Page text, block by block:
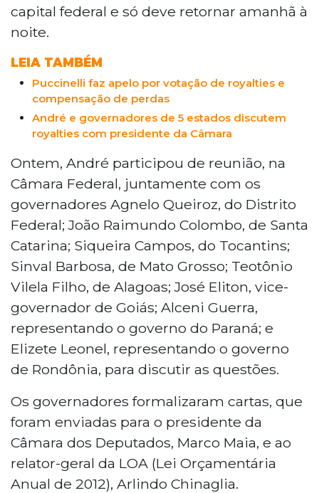
capital federal e só deve retornar amanhã à
noite.
LEIA TAMBÉM
Puccinelli faz apelo por votação de royalties e
compensação de perdas
André e governadores de 5 estados discutem
royalties com presidente da Câmara
Ontem, André participou de reunião, na
Câmara Federal, juntamente com os
governadores Agnelo Queiroz, do Distrito
Federal; João Raimundo Colombo, de Santa
Catarina; Siqueira Campos, do Tocantins;
Sinval Barbosa, de Mato Grosso; Teotônio
Vilela Filho, de Alagoas; José Eliton, vice-
governador de Goiás; Alceni Guerra,
representando o governo do Paraná; e
Elizete Leonel, representando o governo
de Rondônia, para discutir as questões.
Os governadores formalizaram cartas, que
foram enviadas para o presidente da
Câmara dos Deputados, Marco Maia, e ao
relator-geral da LOA (Lei Orçamentária
Anual de 2012), Arlindo Chinaglia.